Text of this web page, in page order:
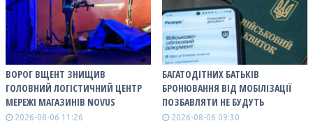
ВОРОГ ВЩЕНТ ЗНИЩИВ
ГОЛОВНИЙ ЛОГІСТИЧНИЙ ЦЕНТР
МЕРЕЖІ МАГАЗИНІВ NOVUS
2026-08-06 11:26
БАГАТОДІТНИХ БАТЬКІВ
БРОНЮВАННЯ ВІД МОБІЛІЗАЦІЇ
ПОЗБАВЛЯТИ НЕ БУДУТЬ
2026-08-06 09:30